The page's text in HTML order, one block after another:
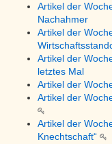
Artikel der
Nachahmer
Artikel der
Artikel der
letztes Mal
Artikel der
Artikel der
Artikel der
Knechtschaft“